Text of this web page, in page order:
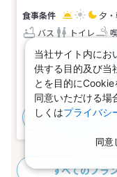
夕
バス
トイレ
おすすめポイン
すべてのプラ
当社サイト内にお
供する目的及び当
とを目的に
同意いただける場
しくはプライバシ
同意